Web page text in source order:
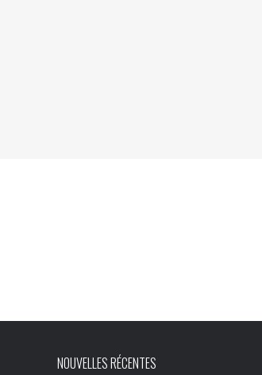
NOUVELLES RÉCENTES